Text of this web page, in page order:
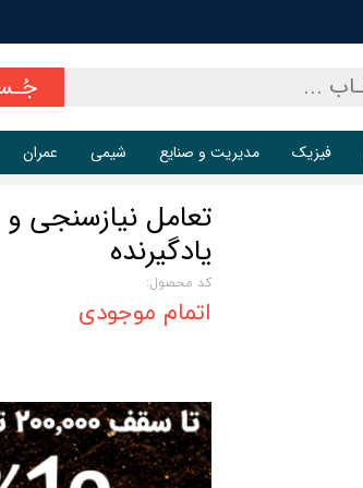
فیزیک مدیریت و صنایع شیمی عمران
تعامل نیازسنجی
یادگیرنده
کد محصول:
اتمام موجودی